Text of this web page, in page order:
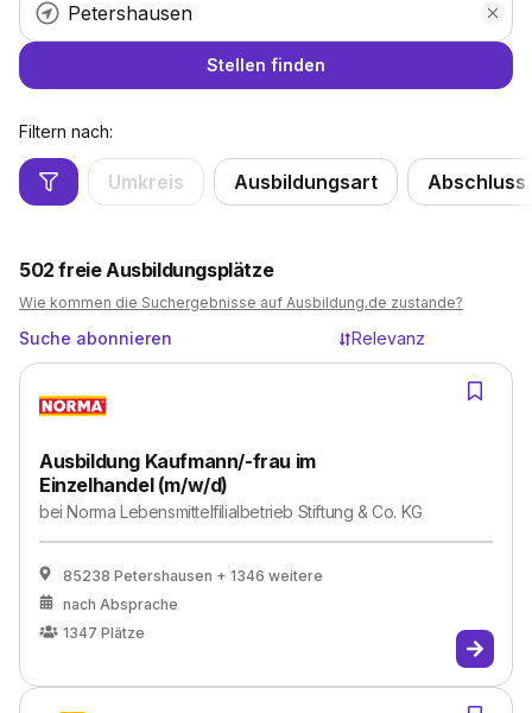
Stellen finden
Filtern nach:
Umkreis Ausbildungsart Abschluss
502 freie Ausbildungsplätze
Wie kommen die Suchergebnisse auf Ausbildung.de zustande?
Suche abonnieren Relevanz
Ausbildung Kaufmann/-frau im
Einzelhandel (m/w/d)
beiNorma Lebensmittelfilialbetrieb Stiftung & Co. KG
85238 Petershausen + 1346 weitere
nach Absprache
1347 Plätze